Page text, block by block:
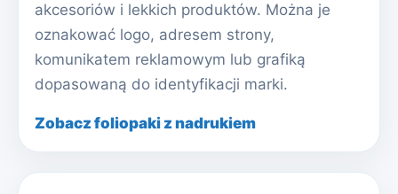
akcesoriów i lekkich produktów. Można je
oznakować logo, adresem strony,
komunikatem reklamowym lub grafiką
dopasowaną do identyfikacji marki.
Zobacz foliopaki z nadrukiem